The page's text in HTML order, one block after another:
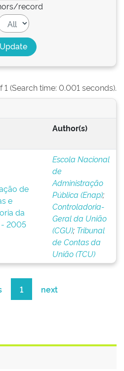
record
1 (Search time: 0.001 seconds).
Author(s)
de
e
da
- 2005
Escola Nacional
de
Administração
Pública (Enap);
Controladoria-
Geral da União
(CGU); Tribunal
de Contas da
União (TCU)
1 next